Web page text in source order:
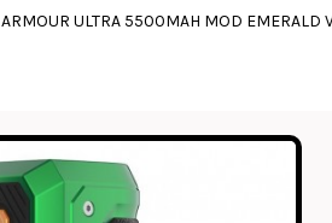
ARMOUR ULTRA 5500MAH MOD EMERALD